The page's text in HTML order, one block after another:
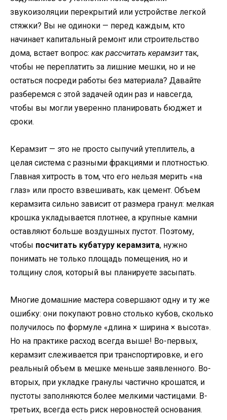
звукоизоляции перекрытий или устройстве легкой
стяжки? Вы не одиноки — перед каждым, кто
начинает капитальный ремонт или строительство
дома, встает вопрос: как рассчитать керамзиттак,
чтобы не переплатить за лишние мешки, но и не
остаться посреди работы без материала? Давайте
разберемся с этой задачей один раз и навсегда,
чтобы вы могли уверенно планировать бюджет и
сроки.
Керамзит — это не просто сыпучий утеплитель, а
целая система с разными фракциями и плотностью.
Главная хитрость в том, что его нельзя мерить «на
глаз» или просто взвешивать, как цемент. Объем
керамзита сильно зависит от размера гранул: мелкая
крошка укладывается плотнее, а крупные камни
оставляют больше воздушных пустот. Поэтому,
чтобы посчитать кубатуру керамзита, нужно
понимать не только площадь помещения, но и
толщину слоя, который вы планируете засыпать.
Многие домашние мастера совершают одну и ту же
ошибку: они покупают ровно столько кубов, сколько
получилось по формуле «длина × ширина × высота».
Но на практике расход всегда выше! Во-первых,
керамзит слеживается при транспортировке, и его
реальный объем в мешке меньше заявленного. Во-
вторых, при укладке гранулы частично крошатся, и
пустоты заполняются более мелкими частицами. В-
третьих, всегда есть риск неровностей основания.